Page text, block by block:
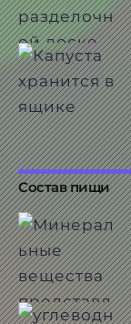
Состав пищи